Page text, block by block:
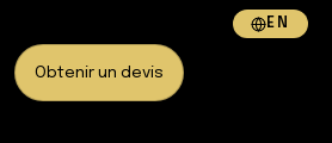
EN
Obtenir un devis